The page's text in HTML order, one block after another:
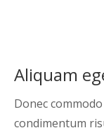
Aliquam
Donec
condimentum